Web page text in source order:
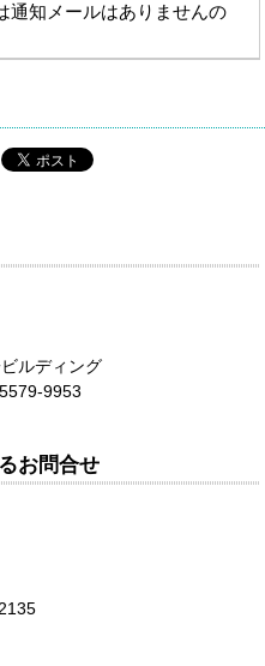
知メールはありませんの
ルディング
9953
お問合せ